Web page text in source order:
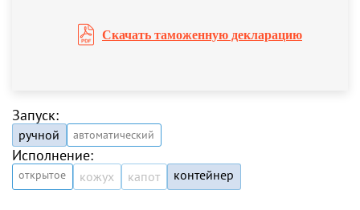
Скачать таможенную декларацию
Запуск:
ручной автоматический
Исполнение:
открытое кожух капот контейнер